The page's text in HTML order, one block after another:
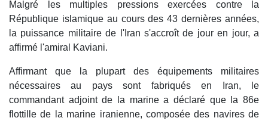
Malgré les multiples pressions exercées contre la
République islamique au cours des 43 dernières années,
la puissance militaire de l'Iran s'accroît de jour en jour, a
affirmé l'amiral Kaviani.
Affirmant que la plupart des équipements militaires
nécessaires au pays sont fabriqués en Iran, le
commandant adjoint de la marine a déclaré que la 86e
flottille de la marine iranienne, composée des navires de